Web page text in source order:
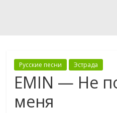
Русские песни Эстрада
EMIN — Не
меня